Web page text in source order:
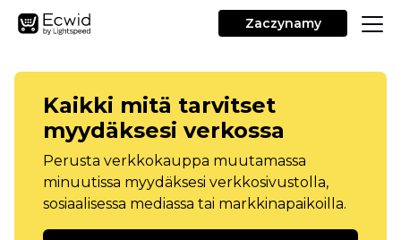
Zaczynamy
Kaikki mitä tarvitset
myydäksesi verkossa
Perusta verkkokauppa muutamassa
minuutissa myydäksesi verkkosivustolla,
sosiaalisessa mediassa tai markkinapaikoilla.